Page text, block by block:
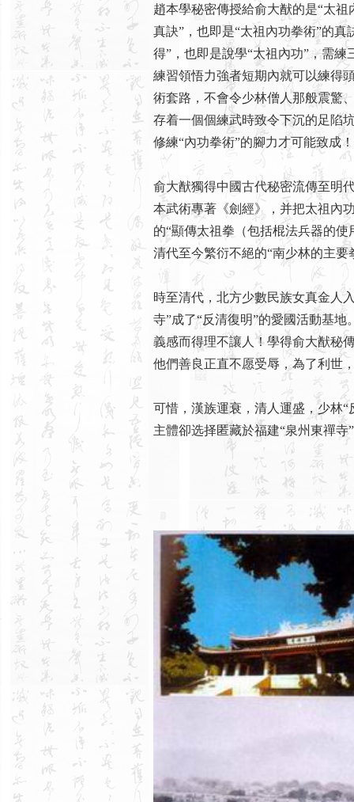
趙本學秘密傳授給俞大猷的是“太
真訣”，也即是“太祖內功拳術”的
得”，也即是說學“太祖內功”，需
練習領悟力強者短期內就可以練得
術套路，不會令少林僧人那般震驚
存着一個個練武時致令下沉的足陷
修練“內功拳術”的腳力才可能致成！
俞大猷獨得中國古代秘密流傳至明
本武術專著《劍經》，并把太祖內
的“顯傳太祖拳（包括棍法兵器的
清代至今繁衍不絕的“南少林的主要
時至清代，北方少數民族女真金人
寺”成了“反清復明”的愛國活動基
義感而得理不讓人！學得俞大猷秘
他們善良正直不愿受辱，為了利世
可惜，漢族運衰，清人運盛，少林
主體卻选择匿藏於福建“泉州東禪寺